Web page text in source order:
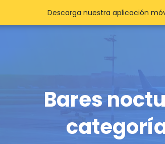
Bares
Descarga nuestra aplicación